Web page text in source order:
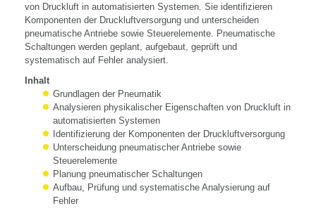
von Druckluft in automatisierten Systemen. Sie identifizieren
Komponenten der Druckluftversorgung und unterscheiden
pneumatische Antriebe sowie Steuerelemente. Pneumatische
Schaltungen werden geplant, aufgebaut, geprüft und
systematisch auf Fehler analysiert.
Inhalt
Grundlagen der Pneumatik
Analysieren physikalischer Eigenschaften von Druckluft in
automatisierten Systemen
Identifizierung der Komponenten der Druckluftversorgung
Unterscheidung pneumatischer Antriebe sowie
Steuerelemente
Planung pneumatischer Schaltungen
Aufbau, Prüfung und systematische Analysierung auf
Fehler